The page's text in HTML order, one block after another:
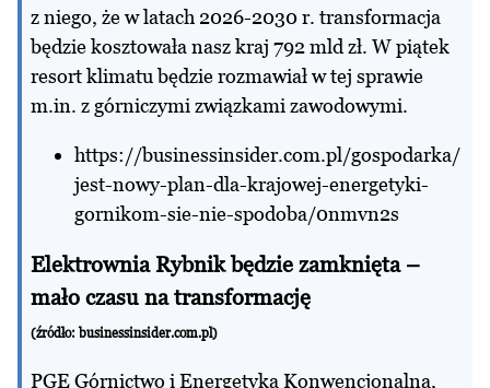
z niego, że w latach 2026-2030 r. transformacja
będzie kosztowała nasz kraj 792 mld zł. W piątek
resort klimatu będzie rozmawiał w tej sprawie
m.in. z górniczymi związkami zawodowymi.
https://businessinsider.com.pl/gospodarka/
jest-nowy-plan-dla-krajowej-energetyki-
gornikom-sie-nie-spodoba/0nmvn2s
Elektrownia Rybnik będzie zamknięta –
mało czasu na transformację
(źródło: businessinsider.com.pl)
PGE Górnictwo i Energetyka Konwencjonalna,